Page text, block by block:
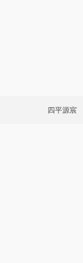
四平源宸